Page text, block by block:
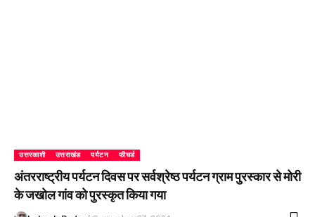
उत्तरकाशी उत्तराखंड पर्यटन फीचर्ड
अंतरराष्ट्रीय पर्यटन दिवस पर सर्वश्रेष्ठ पर्यटन ग्राम पुरस्कार से मोरी
के जखोल गांव को पुरस्कृत किया गया